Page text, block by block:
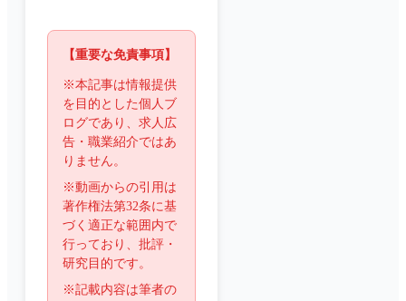
【重要な免責事項】
※本記事は情報提供
を目的とした個人ブ
ログであり、求人広
告・職業紹介ではあ
りません。
※動画からの引用は
著作権法第32条に基
づく適正な範囲内で
行っており、批評・
研究目的です。
※記載内容は筆者の